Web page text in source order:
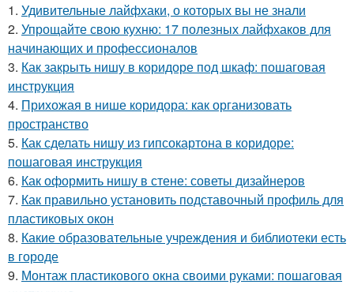
1. Удивительные лайфхаки, о которых вы не знали
2. Упрощайте свою кухню: 17 полезных лайфхаков для
начинающих и профессионалов
3. Как закрыть нишу в коридоре под шкаф: пошаговая
инструкция
4. Прихожая в нише коридора: как организовать
пространство
5. Как сделать нишу из гипсокартона в коридоре:
пошаговая инструкция
6. Как оформить нишу в стене: советы дизайнеров
7. Как правильно установить подставочный профиль для
пластиковых окон
8. Какие образовательные учреждения и библиотеки есть
в городе
9. Монтаж пластикового окна своими руками: пошаговая